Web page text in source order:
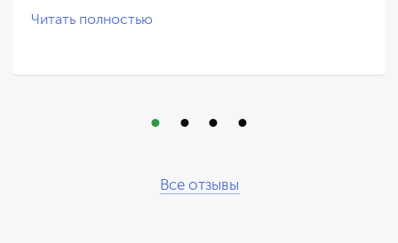
Читать полностью
Все отзывы